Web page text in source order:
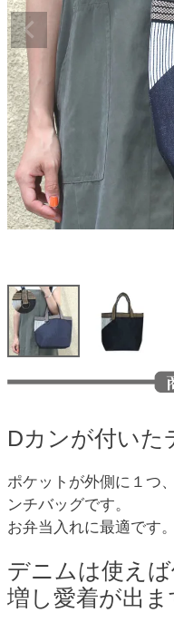
Dカンが付い
ポケットが外側に１つ
ンチバッグです。
お弁当入れに最適です。
デニムは使え
増し愛着が出ま